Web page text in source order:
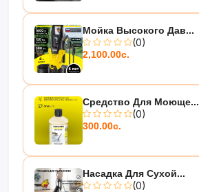
Мойка Высокого Дав...
(0)
2,100.00с.
Средство Для Моюще...
(0)
300.00с.
Насадка Для Сухой...
(0)